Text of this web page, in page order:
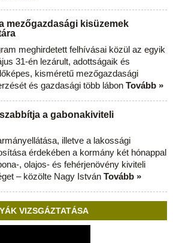
mezőgazdasági kisüzemek
meghirdetett felhívásai közül az egyik
31-én lezárult, adottságaik és
kisméretű mezőgazdasági
és gazdasági több lábon Tovább »
a gabonakiviteli
illetve a lakossági
érdekében a kormány két hónappal
, olajos- és fehérjenövény kiviteli
– közölte Nagy István Tovább »
VIZSGÁZTATÁSA